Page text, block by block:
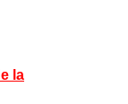
la